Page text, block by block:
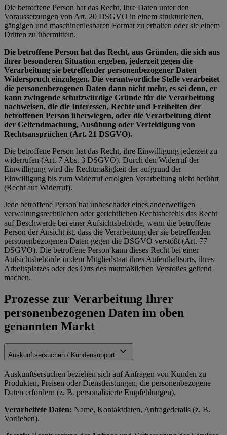
Die betroffene Person hat das Recht, Ihre Daten unter den
Voraussetzungen von Art. 20 DSGVO in einem strukturierten,
gängigen und maschinenlesbaren Format zu erhalten oder sie einem
Dritten zu übermitteln.
Die betroffene Person hat das Recht, aus Gründen, die sich aus
ihrer besonderen Situation ergeben, jederzeit gegen die
Verarbeitung sie betreffender personenbezogener Daten
Widerspruch einzulegen. Die verantwortliche Stelle verarbeitet
die personenbezogenen Daten dann nicht mehr, es sei denn, er
kann zwingende schutzwürdige Gründe für die Verarbeitung
nachweisen, die die Interessen, Rechte und Freiheiten der
betroffenen Person überwiegen, oder die Verarbeitung dient
der Geltendmachung, Ausübung oder Verteidigung von
Rechtsansprüchen (Art. 21 DSGVO).
Die betroffene Person hat das Recht, ihre Einwilligung jederzeit zu
widerrufen (Art. 7 Abs. 3 DSGVO). Durch den Widerruf der
Einwilligung wird die Rechtmäßigkeit der aufgrund der
Einwilligung bis zum Widerruf erfolgten Verarbeitung nicht berührt
(Recht auf Widerruf).
Jede betroffene Person hat unbeschadet eines anderweitigen
verwaltungsrechtlichen oder gerichtlichen Rechtsbefehls das Recht
auf Beschwerde bei einer Aufsichtsbehörde, wenn die betroffene
Person der Ansicht ist, dass die Verarbeitung der sie betreffenden
personenbezogenen Daten gegen die DSGVO verstößt (Art. 77
DSGVO). Die betroffene Person kann dieses Recht bei einer
Aufsichtsbehörde in dem Mitgliedstaat ihres Aufenthaltsorts, ihres
Arbeitsplatzes oder des Orts des mutmaßlichen Verstoßes geltend
machen.
Prozesse zur Verarbeitung Ihrer
personenbezogenen Daten im oben
genannten Markt
Auskunftsersuchen / Kundensupport
Auskunftsersuchen beziehen sich auf Anfragen von Kunden zu
Produkten, Preisen oder Dienstleistungen, die personenbezogene
Daten erfordern (z. B. personalisierte Empfehlungen).
Verarbeitete Daten: Name, Kontaktdaten, Anfragedetails (z. B.
Vorlieben).